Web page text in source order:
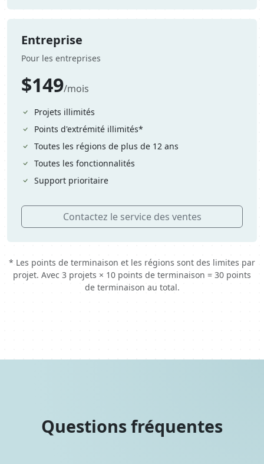
Entreprise
Pour les entreprises
$149/mois
Projets illimités
Points d'extrémité illimités*
Toutes les régions de plus de 12 ans
Toutes les fonctionnalités
Support prioritaire
Contactez le service des ventes
* Les points de terminaison et les régions sont des limites par
projet. Avec 3 projets × 10 points de terminaison = 30 points
de terminaison au total.
Questions fréquentes